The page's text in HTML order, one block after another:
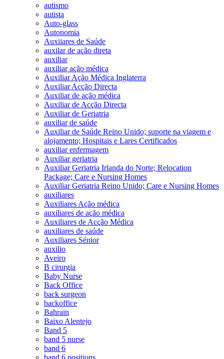
autismo
autista
Auto-glass
Autonomia
Auxiiares de Saúde
auxilar de ação direta
auxiliar
auxiliar ação médica
Auxiliar Ação Médica Inglaterra
Auxiliar Acção Directa
Auxiliar de ação médica
Auxiliar de Acção Directa
Auxiliar de Geriatria
auxiliar de saúde
Auxiliar de Saúde Reino Unido; suporte na viagem e
alojamento; Hospitais e Lares Certificados
auxiliar enfermagem
Auxiliar geriatria
Auxiliar Geriatria Irlanda do Norte; Relocation
Package; Care e Nursing Homes
Auxiliar Geriatria Reino Unido; Care e Nursing Homes
auxiliares
Auxiliares Ação médica
auxiliares de ação médica
Auxiliares de Acção Médica
auxiliares de saúde
Auxiliares Sénior
auxilio
Aveiro
B cirurgia
Baby Nurse
Back Office
back surgeon
backoffice
Bahrain
Baixo Alentejo
Band 5
band 5 nurse
band 6
band 6 positions